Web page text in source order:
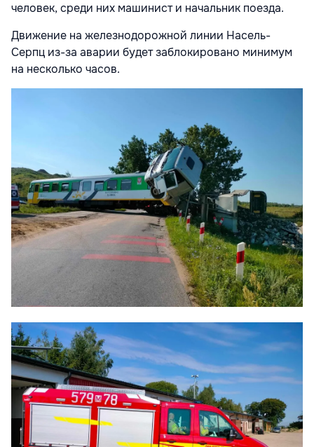
человек, среди них машинист и начальник поезда.
Движение на железнодорожной линии Насель-
Серпц из-за аварии будет заблокировано минимум
на несколько часов.